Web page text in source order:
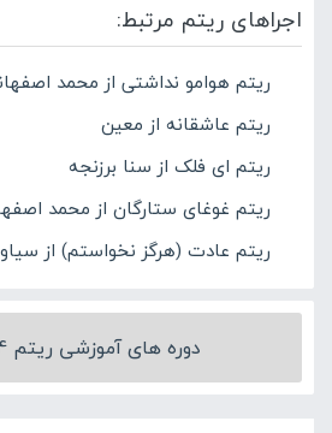
اجراهای ریتم مرتبط:
ریتم هوامو نداشتی از محمد
ریتم عاشقانه از معین
ریتم ای فلک از سنا برزنجه
ریتم غوغای ستارگان از محمد
ریتم عادت (هرگز نخواستم) از
دوره های آموزشی ریتم 3/4 گیتار